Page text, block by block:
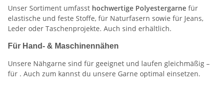
Unser Sortiment umfasst hochwertige Polyestergarne für
elastische und feste Stoffe, für Naturfasern sowie für Jeans,
Leder oder Taschenprojekte. Auch sind erhältlich.
Für Hand- & Maschinennähen
Unsere Nähgarne sind für geeignet und laufen gleichmäßig –
für . Auch zum kannst du unsere Garne optimal einsetzen.